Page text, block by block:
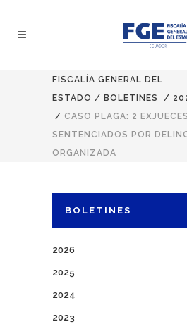
FISCALÍA GENERAL DEL
ESTADO / BOLETINES /
/ CASO PLAGA: 2
SENTENCIADOS POR
ORGANIZADA
BOLETINES
2026
2025
2024
2023